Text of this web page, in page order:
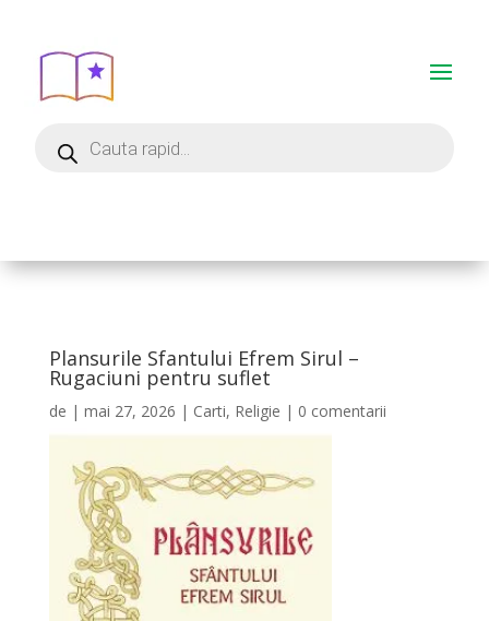
Plansurile Sfantului Efrem Sirul –
Rugaciuni pentru suflet
de | mai 27, 2026 | Carti, Religie | 0 comentarii